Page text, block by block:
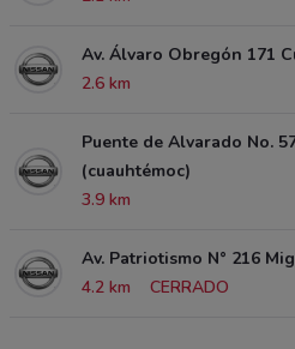
Av. Álvaro Obregón 171
2.6 km
Puente de Alvarado No.
(cuauhtémoc)
3.9 km
Av. Patriotismo N° 216
4.2 km
CERRADO